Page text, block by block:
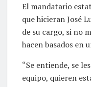
El mandatario
que hicieran José
de su cargo, si no
hacen basados en
“Se entiende, se
equipo, quieren